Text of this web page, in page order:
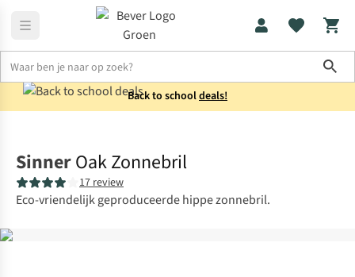
Back to schooldeals!
SinnerOak Zonnebril
17 review
Eco-vriendelijk geproduceerde hippe zonnebril.